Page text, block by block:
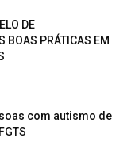
DE
BOAS PRÁTICAS EM
com autismo de